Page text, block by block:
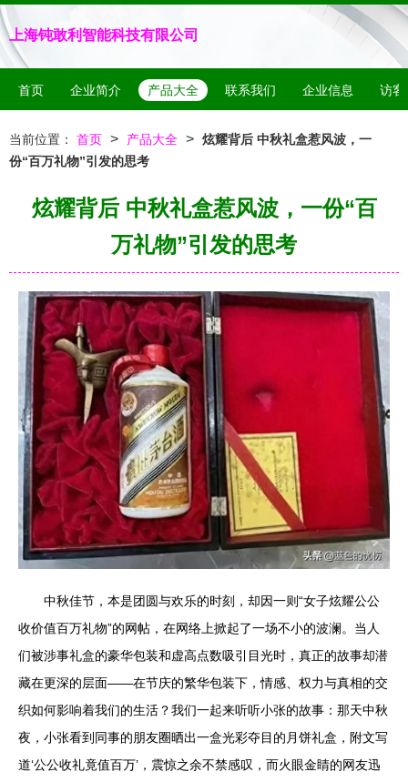
上海钝敢利智能科技有限公司
首页 企业简介 产品大全 联系我们 企业信息 访客
当前位置： 首页 > 产品大全 > 炫耀背后 中秋礼盒惹风波，一
份“百万礼物”引发的思考
炫耀背后 中秋礼盒惹风波，一份“百
万礼物”引发的思考
中秋佳节，本是团圆与欢乐的时刻，却因一则“女子炫耀公公
收价值百万礼物”的网帖，在网络上掀起了一场不小的波澜。当人
们被涉事礼盒的豪华包装和虚高点数吸引目光时，真正的故事却潜
藏在更深的层面——在节庆的繁华包装下，情感、权力与真相的交
织如何影响着我们的生活？我们一起来听听小张的故事：那天中秋
夜，小张看到同事的朋友圈晒出一盒光彩夺目的月饼礼盒，附文写
道‘公公收礼竟值百万’，震惊之余不禁感叹，而火眼金睛的网友迅